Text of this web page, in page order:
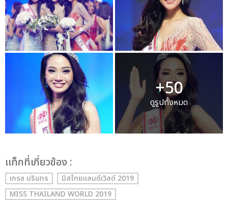
+50
ดูรูปทั้งหมด
เเท็กที่เกี่ยวข้อง :
เกรซ นรินทร
มิสไทยแลนด์เวิลด์ 2019
MISS THAILAND WORLD 2019